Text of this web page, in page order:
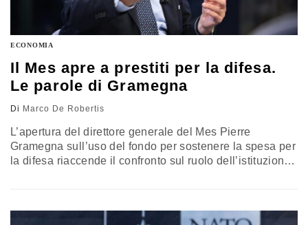
ECONOMIA
Il Mes apre a prestiti per la difesa.
Le parole di Gramegna
Di Marco De Robertis
L’apertura del direttore generale del Mes Pierre
Gramegna sull’uso del fondo per sostenere la spesa per
la difesa riaccende il confronto sul ruolo dell’istituzione
e nodi politici, il Mes viene ripensato come strumento di